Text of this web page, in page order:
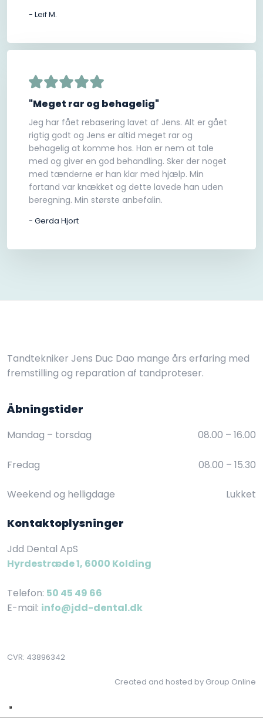
- Leif M.
"Meget rar og behagelig"
Jeg har fået rebasering lavet af Jens. Alt er gået
rigtig godt og Jens er altid meget rar og
behagelig at komme hos. Han er nem at tale
med og giver en god behandling. Sker der noget
med tænderne er han klar med hjælp. Min
fortand var knækket og dette lavede han uden
beregning. Min største anbefalin.
- Gerda Hjort
Tandtekniker Jens Duc Dao mange års erfaring med
fremstilling og reparation af tandproteser.
Åbningstider​
Mandag – torsdag 08.00 – 16.00​
Fredag 08.00 – 15.30​
Weekend og helligdage Lukket
Kontaktoplysninger
Jdd Dental ApS
Hyrdestræde 1, 6000 Kolding
Telefon: 50 45 49 66
E-mail: info@jdd-dental.dk
CVR​: 43896342
Created and hosted by Group Online